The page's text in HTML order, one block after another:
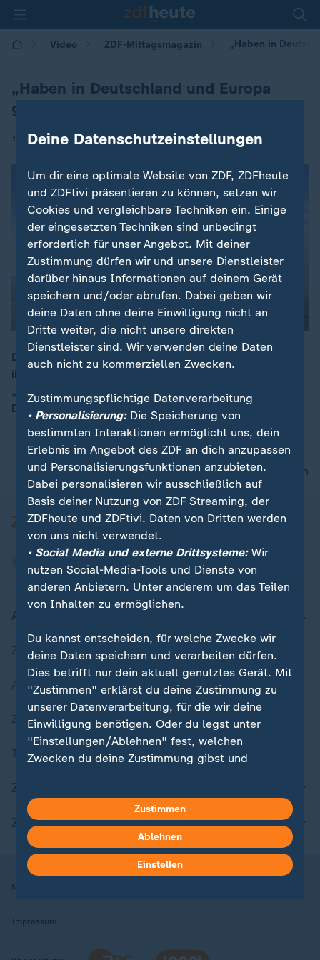
Video ZDF-Mittagsmagazin „Haben in
„Haben in Deutschland und Europa
geschlafen“
17.06.2026 | 12:00
Die USA dominieren die KI-Landschaft und haben mit
ihren Technologieriesen einen großen Einfluss.
„Mächtig sind die Konzerne geworden, weil wir in
Deutschland geschlafen haben“, so Daniel Abbou.
nach oben
Zuletzt veröffentlicht
Aktuelle Sendungs-Videos
ZDFheute Stories
Themen im Überblick
ZDFheute Apps
Nutzungsbedingungen
Impressum
Deine Datenschutzeinstellungen
Um dir eine optimale Website von ZDF, ZDFheute
und ZDFtivi präsentieren zu können, setzen wir
Cookies und vergleichbare Techniken ein. Einige
der eingesetzten Techniken sind unbedingt
erforderlich für unser Angebot. Mit deiner
Zustimmung dürfen wir und unsere Dienstleister
darüber hinaus Informationen auf deinem Gerät
speichern und/oder abrufen. Dabei geben wir
deine Daten ohne deine Einwilligung nicht an
Dritte weiter, die nicht unsere direkten
Dienstleister sind. Wir verwenden deine Daten
auch nicht zu kommerziellen Zwecken.
Zustimmungspflichtige Datenverarbeitung
• Personalisierung:Die Speicherung von
bestimmten Interaktionen ermöglicht uns, dein
Erlebnis im Angebot des ZDF an dich anzupassen
und Personalisierungsfunktionen anzubieten.
Dabei personalisieren wir ausschließlich auf
Basis deiner Nutzung von ZDF Streaming, der
ZDFheute und ZDFtivi. Daten von Dritten werden
von uns nicht verwendet.
• Social Media und externe Drittsysteme:Wir
nutzen Social-Media-Tools und Dienste von
anderen Anbietern. Unter anderem um das Teilen
von Inhalten zu ermöglichen.
Du kannst entscheiden, für welche Zwecke wir
deine Daten speichern und verarbeiten dürfen.
Dies betrifft nur dein aktuell genutztes Gerät. Mit
"Zustimmen" erklärst du deine Zustimmung zu
unserer Datenverarbeitung, für die wir deine
Einwilligung benötigen. Oder du legst unter
"Einstellungen/Ablehnen" fest, welchen
Zwecken du deine Zustimmung gibst und
in deinen Einstellungen widerrufen oder ändern.
Hier findest du das Impressum.
Weitere Informationen findest du in unserer
Datenschutzerklärung.
Zustimmen
Ablehnen
Einstellen